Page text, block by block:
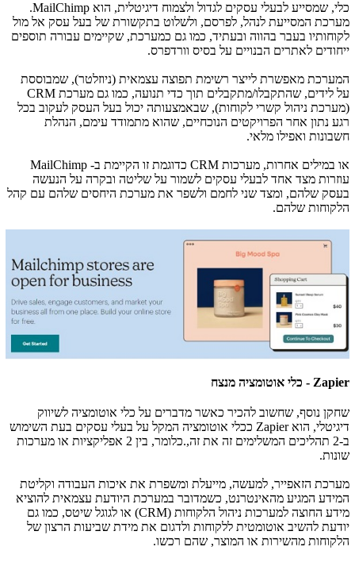
כלי, שמסייע לבעלי עסקים לגדול ולצמוח דיגיטלית, הוא MailChimp
.
מערכת המסייעת לנהל, לפרסם, ולשלוט בתקשורת של בעל עסק אל מול
לקוחותיו בעבר בהווה ובעתיד, כמו גם כמערכת, שקיימים עבורה תוספים
ייחודים לאתרים הבנויים על בסיס וורדפרס.
המערכת מאפשרת לייצר רשימת תפוצה עצמאית (ניוזלטר), שמבוססת
על לידים, שהתקבלו/מתקבלים תוך כדי תנועה, כמו גם מערכת CRM
(מערכת ניהול קשרי לקוחות), שבאמצעותה יכול בעל העסק לעקוב בכל
רגע נתון אחר הפרויקטים הנוכחיים, שהוא מתמודד עימם, הנהלת
חשבונות ואפילו מלאי.
או במילים אחרות, מערכות CRM כדוגמת זו הקיימת ב- MailChimp
עוזרות מצד אחד לבעלי עסקים לשמור על שליטה ובקרה על הנעשה
בעסק שלהם, ומצד שני לחמם ולשפר את מערכת היחסים שלהם עם קהל
הלקוחות שלהם.
Zapier - כלי אוטומציה מנצח
שחקן נוסף, שחשוב להכיר כאשר מדברים על כלי אוטומציה לשיווק
דיגיטלי, הואZapier ככלי אוטומציה המקל על בעלי עסקים בעת השימוש
ב-2 תהליכים המשלימים זה את זה,.כלומר, בין 2 אפליקציות או מערכות
שונות.
מערכת הזאפייר, למעשה, מייעלת ומשפרת את איכות העבודה וקליטת
המידע המגיע מהאינטרנט, כשמדובר במערכת היודעת עצמאית להוציא
מידע החוצה למערכות ניהול הלקוחות (CRM) או לגוגל שיטס, כמו גם
יודעת להשיב אוטומטית ללקוחות ולדגום את מידת שביעות הרצון של
הלקוחות מהשירות או המוצר, שהם רכשו.